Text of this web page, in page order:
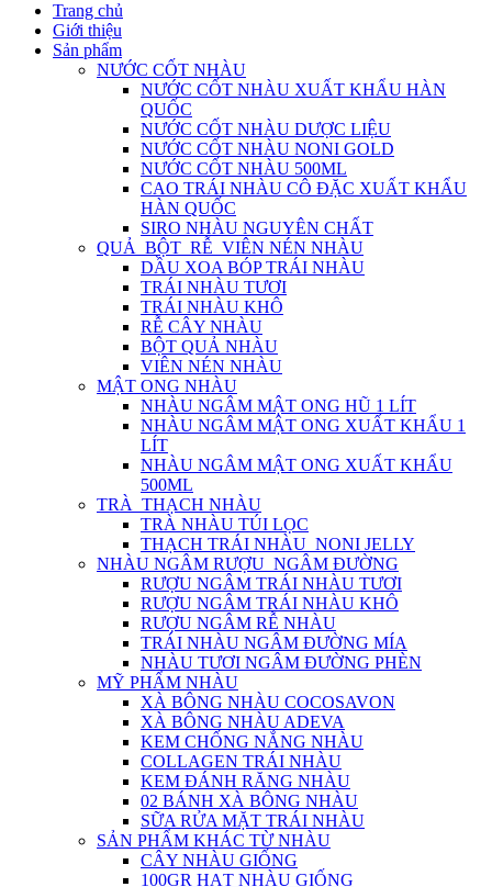
Trang chủ
Giới thiệu
Sản phẩm
NƯỚC CỐT NHÀU
NƯỚC CỐT NHÀU XUẤT KHẨU HÀN
QUỐC
NƯỚC CỐT NHÀU DƯỢC LIỆU
NƯỚC CỐT NHÀU NONI GOLD
NƯỚC CỐT NHÀU 500ML
CAO TRÁI NHÀU CÔ ĐẶC XUẤT KHẨU
HÀN QUỐC
SIRO NHÀU NGUYÊN CHẤT
QUẢ_BỘT_RỄ_VIÊN NÉN NHÀU
DẦU XOA BÓP TRÁI NHÀU
TRÁI NHÀU TƯƠI
TRÁI NHÀU KHÔ
RỄ CÂY NHÀU
BỘT QUẢ NHÀU
VIÊN NÉN NHÀU
MẬT ONG NHÀU
NHÀU NGÂM MẬT ONG HŨ 1 LÍT
NHÀU NGÂM MẬT ONG XUẤT KHẨU 1
LÍT
NHÀU NGÂM MẬT ONG XUẤT KHẨU
500ML
TRÀ_THẠCH NHÀU
TRÀ NHÀU TÚI LỌC
THẠCH TRÁI NHÀU_NONI JELLY
NHÀU NGÂM RƯỢU_NGÂM ĐƯỜNG
RƯỢU NGÂM TRÁI NHÀU TƯƠI
RƯỢU NGÂM TRÁI NHÀU KHÔ
RƯỢU NGÂM RỄ NHÀU
TRÁI NHÀU NGÂM ĐƯỜNG MÍA
NHÀU TƯƠI NGÂM ĐƯỜNG PHÈN
MỸ PHẨM NHÀU
XÀ BÔNG NHÀU COCOSAVON
XÀ BÔNG NHÀU ADEVA
KEM CHỐNG NẮNG NHÀU
COLLAGEN TRÁI NHÀU
KEM ĐÁNH RĂNG NHÀU
02 BÁNH XÀ BÔNG NHÀU
SỮA RỬA MẶT TRÁI NHÀU
SẢN PHẨM KHÁC TỪ NHÀU
CÂY NHÀU GIỐNG
100GR HẠT NHÀU GIỐNG